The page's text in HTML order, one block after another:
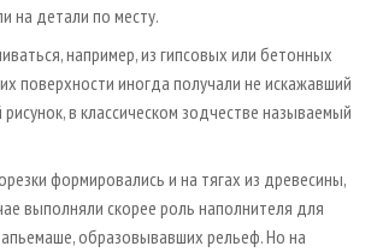
на детали по месту.
например, из гипсовых или бетонных
поверхности иногда получали не искажавший
в классическом зодчестве называемый
формировались и на тягах из древесины,
выполняли скорее роль наполнителя для
образовывавших рельеф. Но на